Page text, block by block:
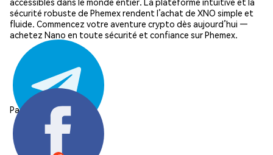
sécurité robuste de Phemex rendent l’achat de XNO simple et
fluide. Commencez votre aventure crypto dès aujourd’hui —
achetez Nano en toute sécurité et confiance sur Phemex.
Partager: